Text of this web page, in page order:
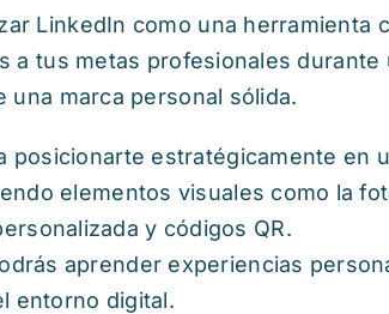
LinkedIn como una
tus metas profesionales
marca personal sólida.
estratégicamente en
elementos visuales como la
y códigos QR.
aprender experiencias
entorno digital.